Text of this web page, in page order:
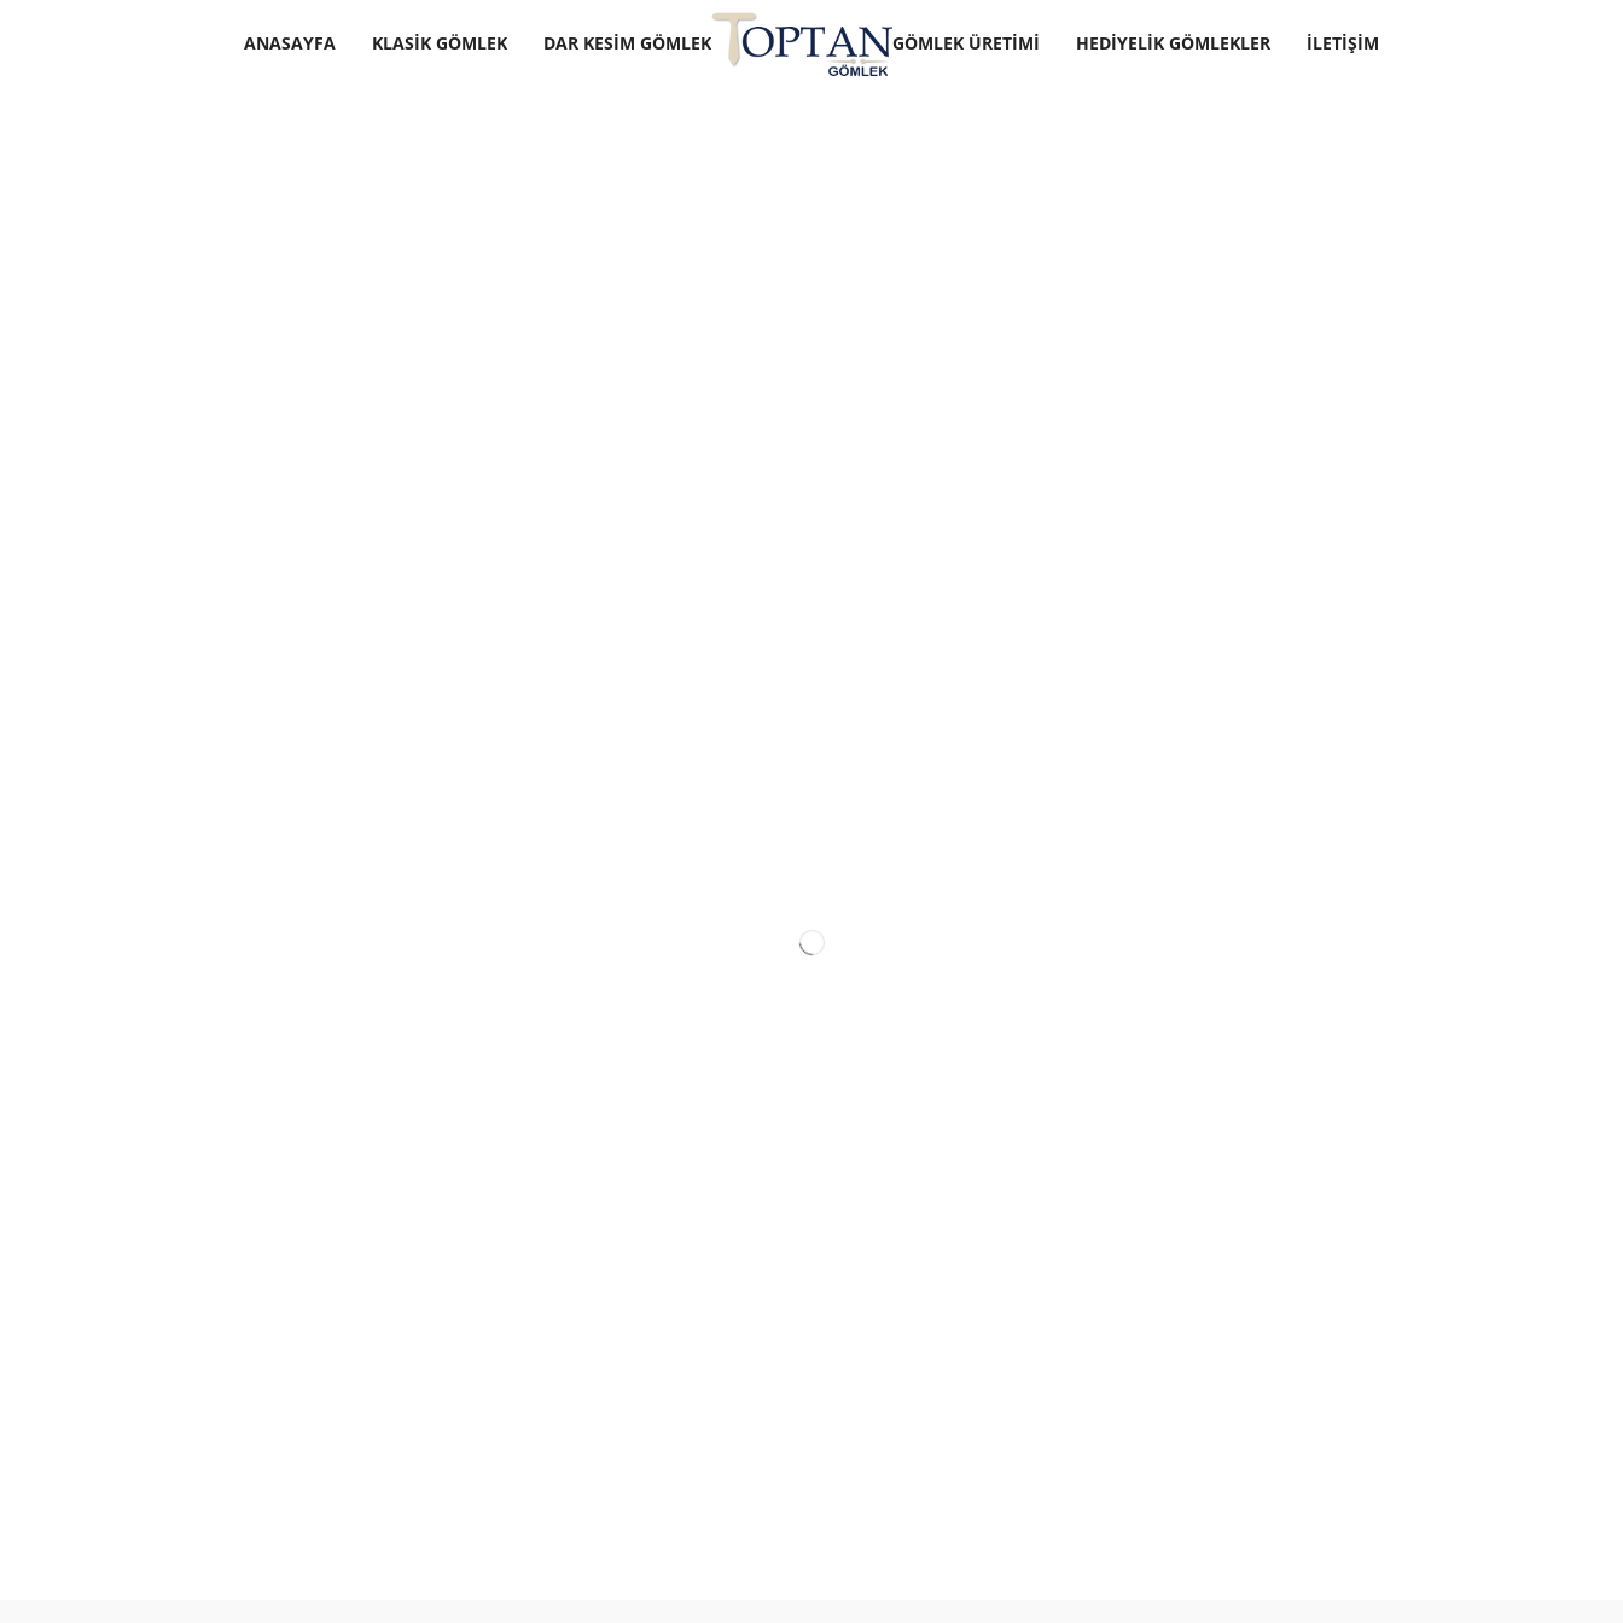
ANASAYFA KLASIK GÖMLEK DAR KESIM GÖMLEK GÖMLEK ÜRETIMI HEDIYELIK GÖMLEKLER İLETIŞIM